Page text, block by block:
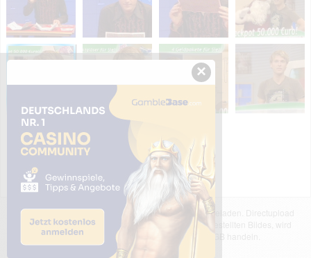
Das dargestellte Bild wurde von einem Nutzer hochgeladen. Directupload
übernimmt keinerlei Haftung für den Inhalt des dargestellten Bildes, wird
jedoch bei Verstößen nach §2(3) unserer AGB handeln.
×